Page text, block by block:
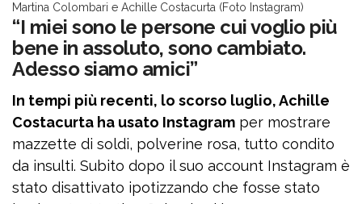
Martina Colombari e Achille Costacurta (Foto Instagram)
“I miei sono le persone cui voglio più
bene in assoluto, sono cambiato.
Adesso siamo amici”
In tempi più recenti, lo scorso luglio, Achille
Costacurta ha usato Instagram per mostrare
mazzette di soldi, polverine rosa, tutto condito
da insulti. Subito dopo il suo account Instagram è
stato disattivato ipotizzando che fosse stato